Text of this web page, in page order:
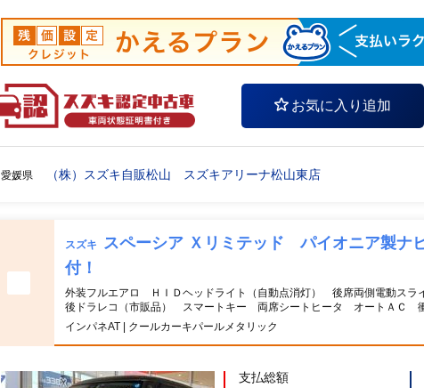
お気に入り追加
愛媛県 （株）スズキ自販松山 スズキアリーナ松山東店
スズキ
スペーシア Ｘリミテッド パイオニア製ナ
付！
外装フルエアロ ＨＩＤヘッドライト（自動点消灯） 後席両側電動スラ
後ドラレコ（市販品） スマートキー 両席シートヒータ オートＡＣ
インパネAT | クールカーキパールメタリック
支払総額